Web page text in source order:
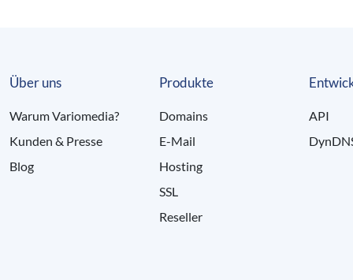
Über uns
Warum Variomedia?
Kunden & Presse
Blog
Produkte
Domains
E-Mail
Hosting
SSL
Reseller
API